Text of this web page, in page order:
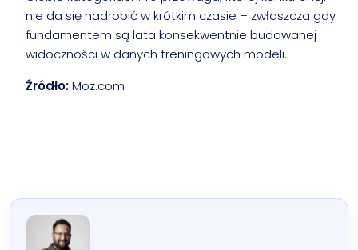
nie da się nadrobić w krótkim czasie – zwłaszcza gdy
fundamentem są lata konsekwentnie budowanej
widoczności w danych treningowych modeli.
Źródło:Moz.com